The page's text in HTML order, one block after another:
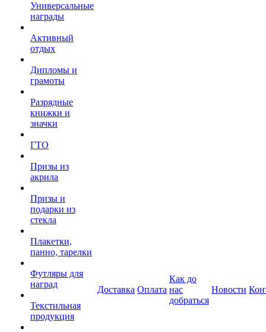
Универсальные
награды
Активный
отдых
Дипломы и
грамоты
Разрядные
книжки и
значки
ГТО
Призы из
акрила
Призы и
подарки из
стекла
Плакетки,
панно, тарелки
Футляры для
наград
Текстильная
продукция
Доставка Оплата
Как до
нас
добраться
Новости